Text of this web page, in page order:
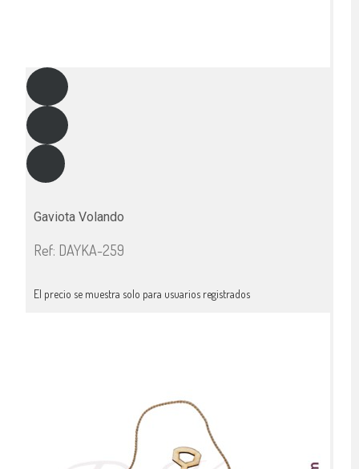
Gaviota Volando
Ref: DAYKA-259
El precio se muestra solo para usuarios registrados